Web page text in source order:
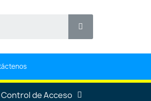
Control de Acceso